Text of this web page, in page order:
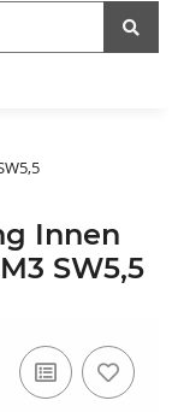
Innen
SW5,5